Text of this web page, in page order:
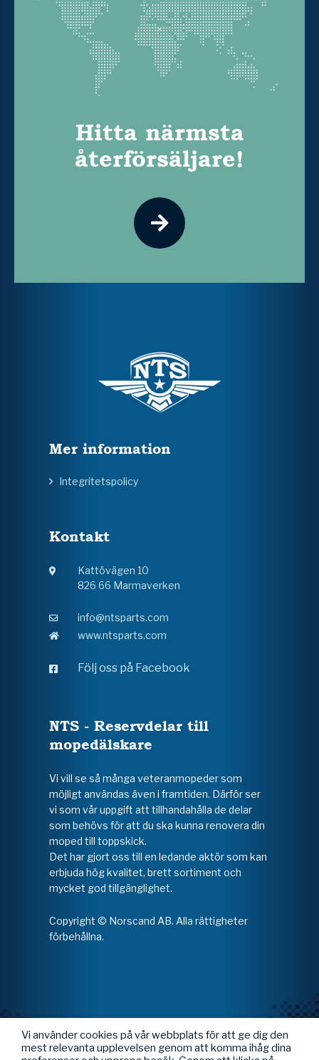
Hitta närmsta
återförsäljare!
Mer information
Integritetspolicy
Kontakt
Kattövägen 10
826 66 Marmaverken
info@ntsparts.com
www.ntsparts.com
Följ oss på Facebook
NTS - Reservdelar till
mopedälskare
Vi vill se så många veteranmopeder som
möjligt användas även i framtiden. Därför ser
vi som vår uppgift att tillhandahålla de delar
som behövs för att du ska kunna renovera din
moped till toppskick.
Det har gjort oss till en ledande aktör som kan
erbjuda hög kvalitet, brett sortiment och
mycket god tillgänglighet.
Copyright © Norscand AB. Alla rättigheter
förbehållna.
Vi använder cookies på vår webbplats för att ge dig den
mest relevanta upplevelsen genom att komma ihåg dina